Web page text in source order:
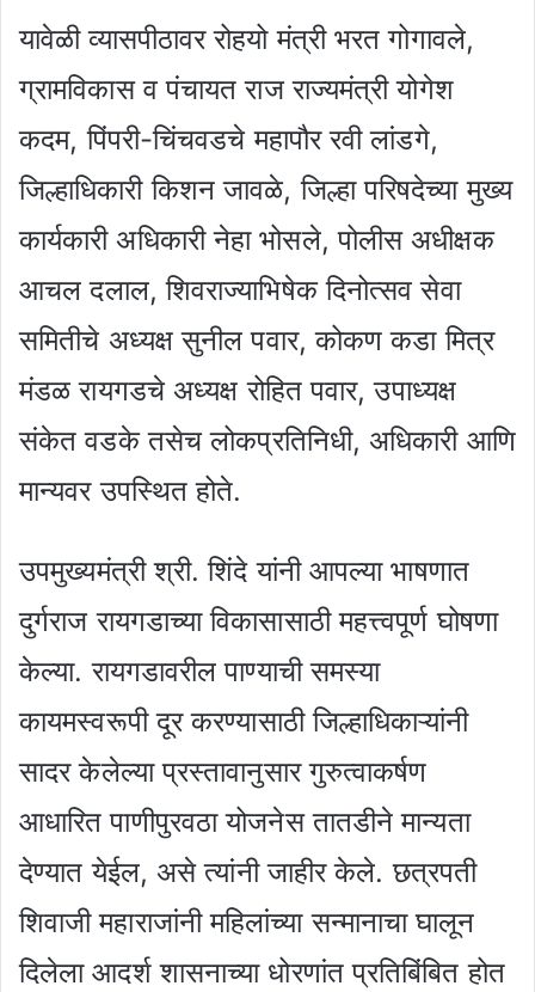
यावेळी व्यासपीठावर रोहयो मंत्री भरत गोगावले,
ग्रामविकास व पंचायत राज राज्यमंत्री योगेश
कदम, पिंपरी-चिंचवडचे महापौर रवी लांडगे,
जिल्हाधिकारी किशन जावळे, जिल्हा परिषदेच्या मुख्य
कार्यकारी अधिकारी नेहा भोसले, पोलीस अधीक्षक
आचल दलाल, शिवराज्याभिषेक दिनोत्सव सेवा
समितीचे अध्यक्ष सुनील पवार, कोकण कडा मित्र
मंडळ रायगडचे अध्यक्ष रोहित पवार, उपाध्यक्ष
संकेत वडके तसेच लोकप्रतिनिधी, अधिकारी आणि
मान्यवर उपस्थित होते.
उपमुख्यमंत्री श्री. शिंदे यांनी आपल्या भाषणात
दुर्गराज रायगडाच्या विकासासाठी महत्त्वपूर्ण घोषणा
केल्या. रायगडावरील पाण्याची समस्या
कायमस्वरूपी दूर करण्यासाठी जिल्हाधिकाऱ्यांनी
सादर केलेल्या प्रस्तावानुसार गुरुत्वाकर्षण
आधारित पाणीपुरवठा योजनेस तातडीने मान्यता
देण्यात येईल, असे त्यांनी जाहीर केले. छत्रपती
शिवाजी महाराजांनी महिलांच्या सन्मानाचा घालून
दिलेला आदर्श शासनाच्या धोरणांत प्रतिबिंबित होत